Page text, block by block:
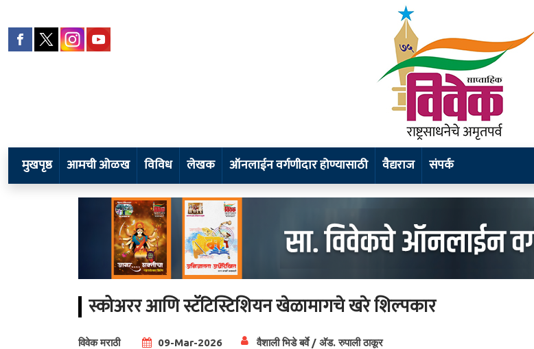
मुखपृष्ठ आमची ओळख विविध लेखक वैद्यराज संपर्क
स्कोअरर आणि स्टॅटिस्टिशियन खेळामागचे खरे शिल्पकार
विवेक मराठी 09-Mar-2026 वैशाली भिडे बर्वे / अ‍ॅड. रुपाली ठाकूर